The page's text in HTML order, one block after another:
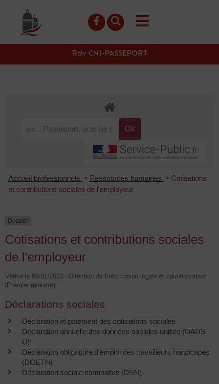
principal
Rdv CNI-PASSEPORT
Accueil professionnels > Ressources humaines > Cotisations
et contributions sociales de l'employeur
Dossier
Cotisations et contributions sociales
de l'employeur
Vérifié le 06/01/2023 - Direction de l'information légale et administrative
(Premier ministre)
Déclarations sociales
Déclaration et paiement des cotisations sociales
Déclaration annuelle des données sociales unifiée (DADS-
U)
Déclaration obligatoire d'emploi des travailleurs handicapés
(DOETH)
Déclaration sociale nominative (DSN)